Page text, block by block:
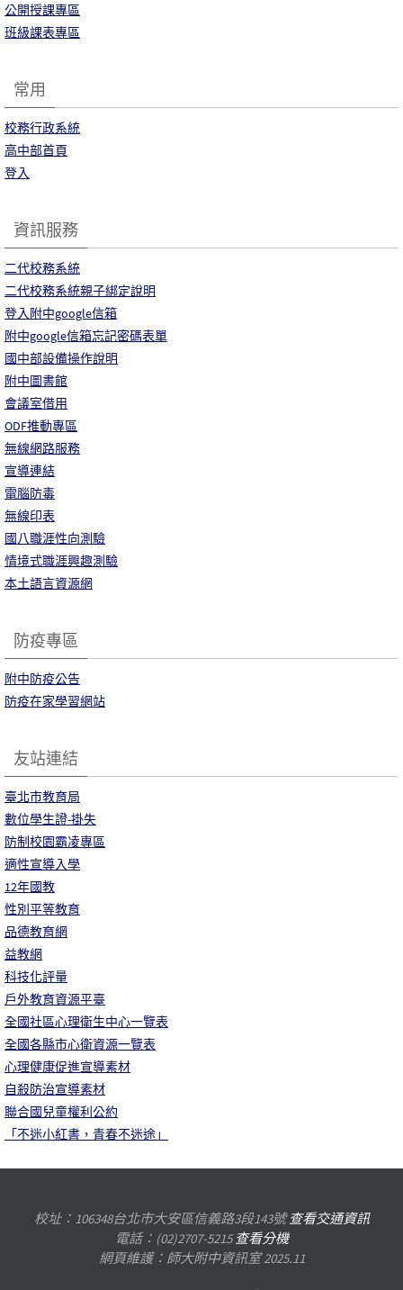
公開授課專區
班級課表專區
常用
校務行政系統
高中部首頁
登入
資訊服務
二代校務系統
二代校務系統親子綁定說明
登入附中google信箱
附中google信箱忘記密碼表單
國中部設備操作說明
附中圖書館
會議室借用
ODF推動專區
無線網路服務
宣導連結
電腦防毒
無線印表
國八職涯性向測驗
情境式職涯興趣測驗
本土語言資源網
防疫專區
附中防疫公告
防疫在家學習網站
友站連結
臺北市教育局
數位學生證-掛失
防制校園霸凌專區
適性宣導入學
12年國教
性別平等教育
品德教育網
益教網
科技化評量
戶外教育資源平臺
全國社區心理衛生中心一覽表
全國各縣市心衛資源一覽表
心理健康促進宣導素材
自殺防治宣導素材
聯合國兒童權利公約
「不迷小紅書，青春不迷途」
校址：106348台北市大安區信義路3段143號查看交通資訊
電話：(02)2707-5215查看分機
網頁維護：師大附中資訊室 2025.11